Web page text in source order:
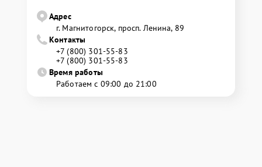
Адрес
г. Магнитогорск, просп. Ленина, 89
Контакты
+7 (800) 301-55-83
+7 (800) 301-55-83
Время работы
Работаем с 09:00 до 21:00